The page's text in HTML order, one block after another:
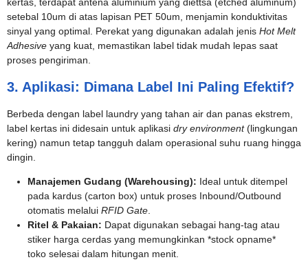
setebal 10um di atas lapisan PET 50um, menjamin konduktivitas
sinyal yang optimal. Perekat yang digunakan adalah jenis Hot Melt
Adhesive yang kuat, memastikan label tidak mudah lepas saat
proses pengiriman.
3. Aplikasi: Dimana Label Ini Paling Efektif?
Berbeda dengan label laundry yang tahan air dan panas ekstrem,
label kertas ini didesain untuk aplikasi dry environment(lingkungan
kering) namun tetap tangguh dalam operasional suhu ruang hingga
dingin.
Manajemen Gudang (Warehousing): Ideal untuk ditempel
pada kardus (carton box) untuk proses Inbound/Outbound
otomatis melalui RFID Gate
Ritel & Pakaian: Dapat digunakan sebagai hang-tag atau
stiker harga cerdas yang memungkinkan *stock opname*
toko selesai dalam hitungan menit.